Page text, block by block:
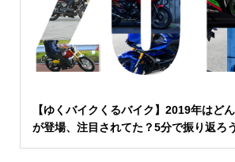
【ゆくバイクくるバイク】2019年はど
が登場、注目されてた？5分で振り返ろ